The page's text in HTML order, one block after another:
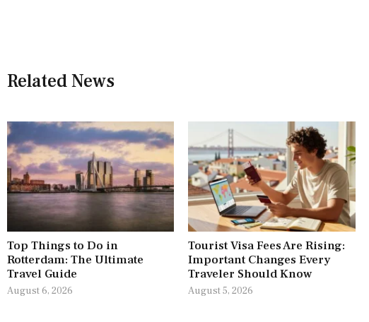
Related News
Top Things to Do in
Rotterdam: The Ultimate
Travel Guide
August 6, 2026
Tourist Visa Fees Are Rising:
Important Changes Every
Traveler Should Know
August 5, 2026